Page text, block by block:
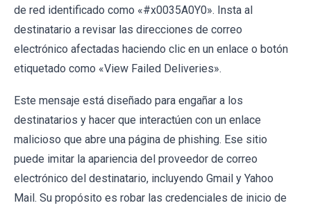
de red identificado como «#x0035A0Y0». Insta al
destinatario a revisar las direcciones de correo
electrónico afectadas haciendo clic en un enlace o botón
etiquetado como «View Failed Deliveries».
Este mensaje está diseñado para engañar a los
destinatarios y hacer que interactúen con un enlace
malicioso que abre una página de phishing. Ese sitio
puede imitar la apariencia del proveedor de correo
electrónico del destinatario, incluyendo Gmail y Yahoo
Mail. Su propósito es robar las credenciales de inicio de